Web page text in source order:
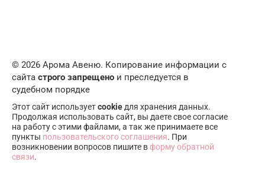
© 2026 Арома Авеню. Копирование информации с
сайта строго запрещено и преследуется в
судебном порядке
Этот сайт используетcookie для хранения данных.
Продолжая использовать сайт, вы даете свое согласие
на работу с этими файлами, а так же принимаете все
пункты пользовательского соглашения. При
возникновении вопросов пишите вформу обратной
связи.